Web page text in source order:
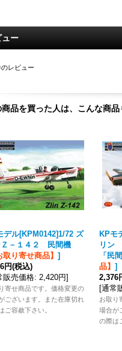
ュー
のレビュー
商品を買った人は、こんな商
デル[KPM0142]1/72 ズ
Ｚ－１４２ 民間機
取り寄せ商品】 ]
円(税込)
販売価格: 2,420円]
寄せ商品です。価格変更の
ございます。また在庫切れ
ご容赦下さい。
KPモ
リン
「民
品】 ]
2,376
[通常
お取り
場合が
の際は